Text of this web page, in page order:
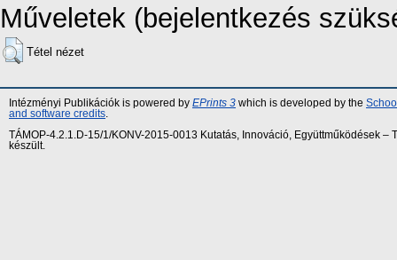
Műveletek (bejelentkezés
Tétel nézet
Intézményi Publikációk is powered by EPrints 3 which is developed by the
and software credits
TÁMOP-4.2.1.D-15/1/KONV-2015-0013 Kutatás, Innováció, Együttműködések
készült.